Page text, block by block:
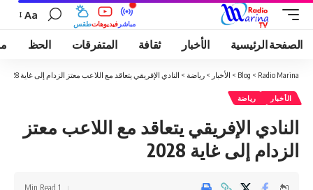
طقسفيديوهات مباشر
Aa
الصفحة الرئيسية الأخبار ثقافة المتفرقات الحظ
Radio Marina
>
Blog
> الأخبار > رياضة > النادي الإفريقي يتعاقد مع اللاعب معتز الزدام إلى غاية 2028
الأخبار رياضة
النادي الإفريقي يتعاقد مع اللاعب معتز
الزدام إلى غاية 2028
1 Min Read